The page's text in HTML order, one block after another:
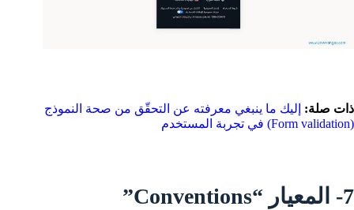
ذات صلة: إليك ما ينبغي معرفته عن التحقّق من صحة النموذج
(Form validation) في تجربة المستخدم
7- المعيار “Conventions”